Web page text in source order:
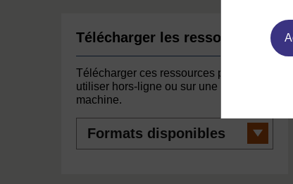
Télécharger les ressources
Télécharger ces ressources pour les
utiliser hors-ligne ou sur une autre
machine.
disponibles